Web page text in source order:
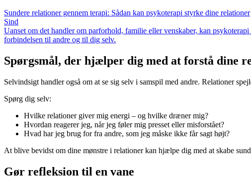
Sundere relationer gennem terapi: Sådan kan psykoterapi styrke dine relationer
Sind
Uanset om det handler om parforhold, familie eller venskaber, kan
forbindelsen til andre og til dig selv.
Spørgsmål, der hjælper dig med at forstå dine
Selvindsigt handler også om at se sig selv i samspil med andre. Relationer
Spørg dig selv:
Hvilke relationer giver mig energi – og hvilke dræner mig?
Hvordan reagerer jeg, når jeg føler mig presset eller misforstået?
Hvad har jeg brug for fra andre, som jeg måske ikke får sagt højt?
At blive bevidst om dine mønstre i relationer kan hjælpe dig med at skabe
Gør refleksion til en vane